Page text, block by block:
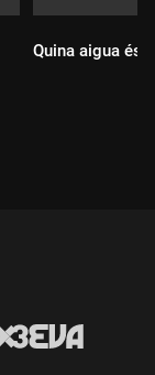
Quina aigua és